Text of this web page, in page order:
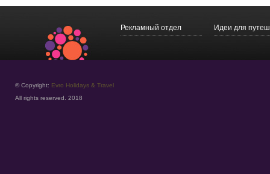
Рекламный отдел Идеи для
© Copyright: Evro Holidays & Travel
All rights reserved. 2018